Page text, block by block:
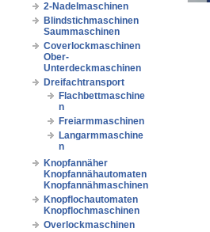
2-Nadelmaschinen
Blindstichmaschinen
Saummaschinen
Coverlockmaschinen
Ober-
Unterdeckmaschinen
Dreifachtransport
Flachbettmaschine
n
Freiarmmaschinen
Langarmmaschine
n
Knopfannäher
Knopfannähautomaten
Knopfannähmaschinen
Knopflochautomaten
Knopflochmaschinen
Overlockmaschinen